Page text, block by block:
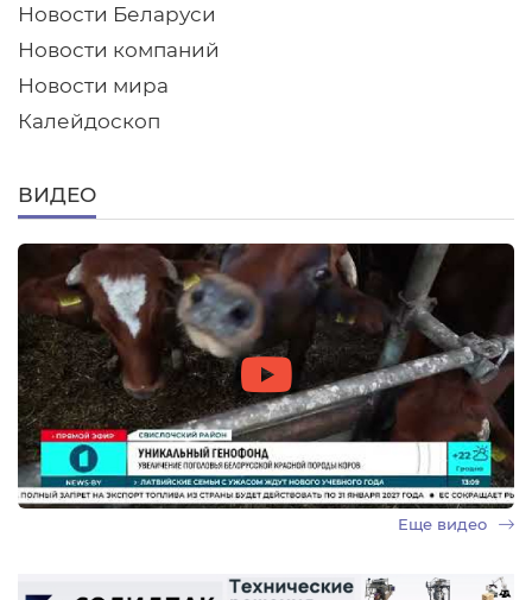
Новости Беларуси
Новости компаний
Новости мира
Калейдоскоп
ВИДЕО
Еще видео